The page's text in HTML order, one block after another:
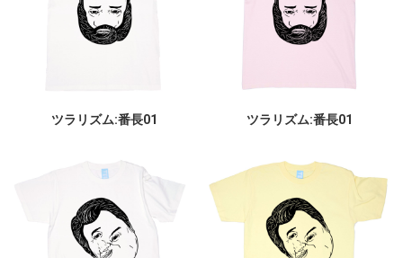
ツラリズム:番長01 ツラリズム:番長01